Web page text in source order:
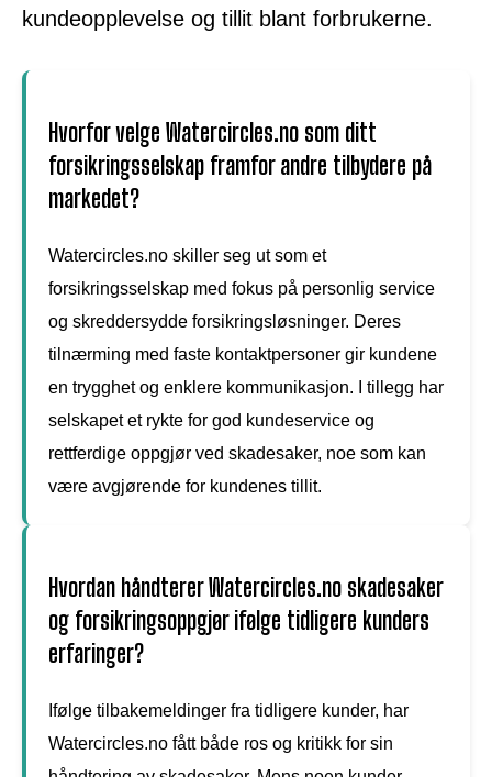
kundeopplevelse og tillit blant forbrukerne.
Hvorfor velge Watercircles.no som ditt
forsikringsselskap framfor andre tilbydere på
markedet?
Watercircles.no skiller seg ut som et
forsikringsselskap med fokus på personlig service
og skreddersydde forsikringsløsninger. Deres
tilnærming med faste kontaktpersoner gir kundene
en trygghet og enklere kommunikasjon. I tillegg har
selskapet et rykte for god kundeservice og
rettferdige oppgjør ved skadesaker, noe som kan
være avgjørende for kundenes tillit.
Hvordan håndterer Watercircles.no skadesaker
og forsikringsoppgjør ifølge tidligere kunders
erfaringer?
Ifølge tilbakemeldinger fra tidligere kunder, har
Watercircles.no fått både ros og kritikk for sin